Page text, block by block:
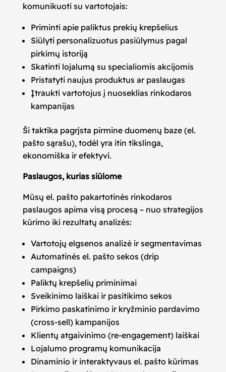
komunikuoti su vartotojais:
Priminti apie paliktus prekių krepšelius
Siūlyti personalizuotus pasiūlymus pagal
pirkimų istoriją
Skatinti lojalumą su specialiomis akcijomis
Pristatyti naujus produktus ar paslaugas
Įtraukti vartotojus į nuoseklias rinkodaros
kampanijas
Ši taktika pagrįsta pirmine duomenų baze (el.
pašto sąrašu), todėl yra itin tikslinga,
ekonomiška ir efektyvi.
Paslaugos, kurias siūlome
Mūsų el. pašto pakartotinės rinkodaros
paslaugos apima visą procesą – nuo strategijos
kūrimo iki rezultatų analizės:
Vartotojų elgsenos analizė ir segmentavimas
Automatinės el. pašto sekos (drip
campaigns)
Paliktų krepšelių priminimai
Sveikinimo laiškai ir pasitikimo sekos
Pirkimo paskatinimo ir kryžminio pardavimo
(cross-sell) kampanijos
Klientų atgaivinimo (re-engagement) laiškai
Lojalumo programų komunikacija
Dinaminio ir interaktyvaus el. pašto kūrimas